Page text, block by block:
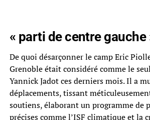
« parti de centre gauche
De quoi désarçonner le camp Eric
Grenoble était considéré comme le
Yannick Jadot ces derniers mois. Il a
déplacements, tissant
soutiens, élaborant un programme de
précises comme l’ISF climatique et la